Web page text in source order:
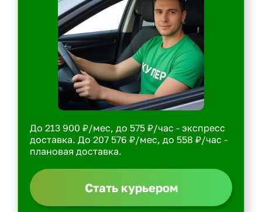
До 213 900 ₽/мес, до 575 ₽/час - экспресс
доставка. До 207 576 ₽/мес, до 558 ₽/час -
плановая доставка.
Стать курьером